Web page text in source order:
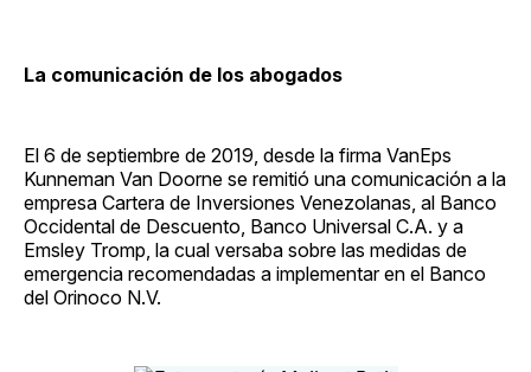
La comunicación de los abogados
El 6 de septiembre de 2019, desde la firma VanEps
Kunneman Van Doorne se remitió una comunicación a la
empresa Cartera de Inversiones Venezolanas, al Banco
Occidental de Descuento, Banco Universal C.A. y a
Emsley Tromp, la cual versaba sobre las medidas de
emergencia recomendadas a implementar en el Banco
del Orinoco N.V.